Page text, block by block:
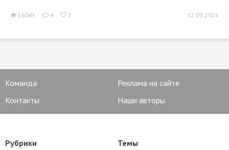
16045 4 2 12.03.2026
Команда
Реклама на сайте
Контакты
Наши авторы
Рубрики
Темы